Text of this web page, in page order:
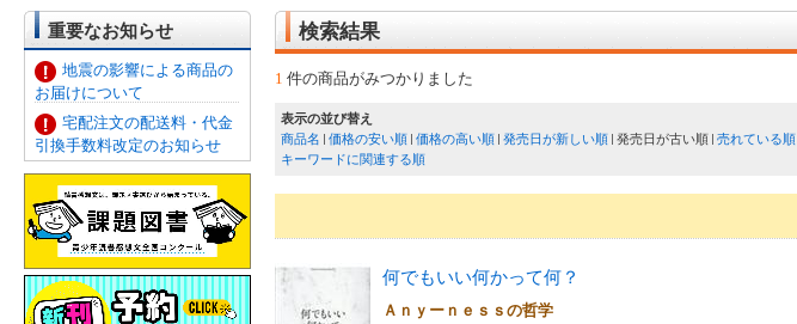
重要なお知らせ
地震の影響による商品の
お届けについて
宅配注文の配送料・代金
引換手数料改定のお知らせ
検索結果
1 件の商品がみつかりました
表示の並び替え
商品名
価格の安い順 価格の高い順 発売日が新しい順 発売日が古い順 売れている順
キーワードに関連する順
何でもいい何かって何？
Ａｎｙーｎｅｓｓの哲学